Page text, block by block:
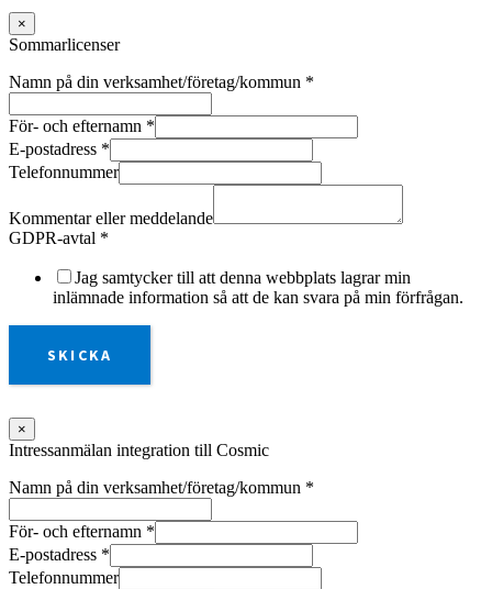
×
Sommarlicenser
Namn på din verksamhet/företag/kommun *
För- och efternamn *
E-postadress *
Telefonnummer
Kommentar eller meddelande
GDPR-avtal *
Jag samtycker till att denna webbplats lagrar min
inlämnade information så att de kan svara på min förfrågan.
SKICKA
×
Intressanmälan integration till Cosmic
Namn på din verksamhet/företag/kommun *
För- och efternamn *
E-postadress *
Telefonnummer